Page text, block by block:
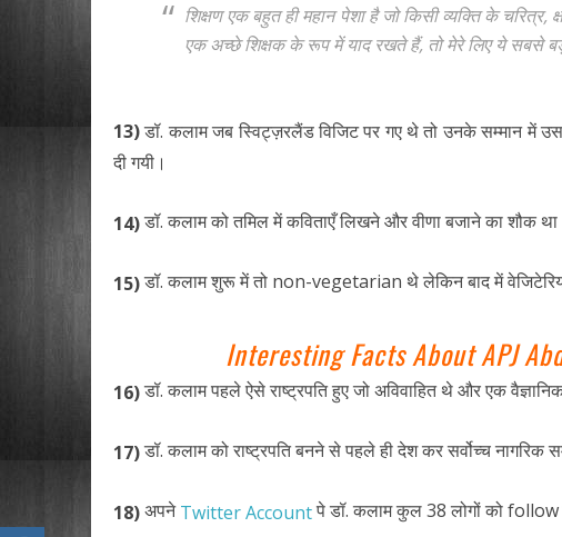
शिक्षण एक बहुत ही महान पेशा है जो किसी व्यक्ति के
एक अच्छे शिक्षक के रूप में याद रखते हैं, तो मेरे लिए ये सबसे
13)डॉ. कलाम जब स्विट्ज़रलैंड विजिट पर गए थे तो उनके सम्मान में
दी गयी।
14)डॉ. कलाम को तमिल में कविताएँ लिखने और वीणा बजाने का शौक
15)डॉ. कलाम शुरू में तो non-vegetarian थे लेकिन बाद में
Interesting Facts About APJ
16)डॉ. कलाम पहले ऐसे राष्ट्रपति हुए जो अविवाहित थे और एक
17)डॉ. कलाम को राष्ट्रपति बनने से पहले ही देश कर सर्वोच्च नागरिक
18)अपनेTwitter Accountपे डॉ. कलाम कुल 38 लोगों को